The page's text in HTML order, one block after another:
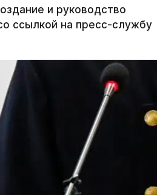
и руководство
ссылкой на пресс-службу